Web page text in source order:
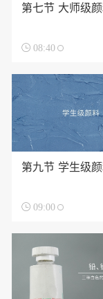
第七节 大师级
 08:40
第九节 学生级
 09:00